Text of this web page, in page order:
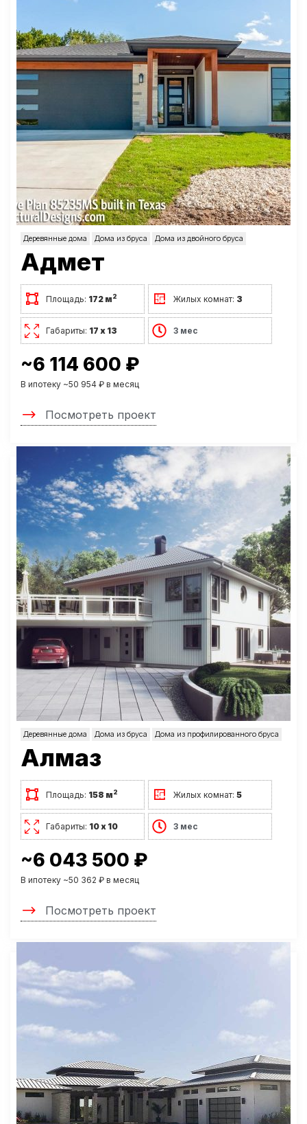
Деревянные дома Дома из бруса Дома из двойного бруса
Адмет
Площадь: 172 м2 Жилых комнат: 3
Габариты: 17 х 13 3 мес
~6 114 600 ₽
В ипотеку ~50 954 ₽ в месяц
Посмотреть проект
Деревянные дома Дома из бруса Дома из профилированного бруса
Алмаз
Площадь: 158 м2 Жилых комнат:5
Габариты: 10 х 10 3 мес
~6 043 500 ₽
В ипотеку ~50 362 ₽ в месяц
Посмотреть проект